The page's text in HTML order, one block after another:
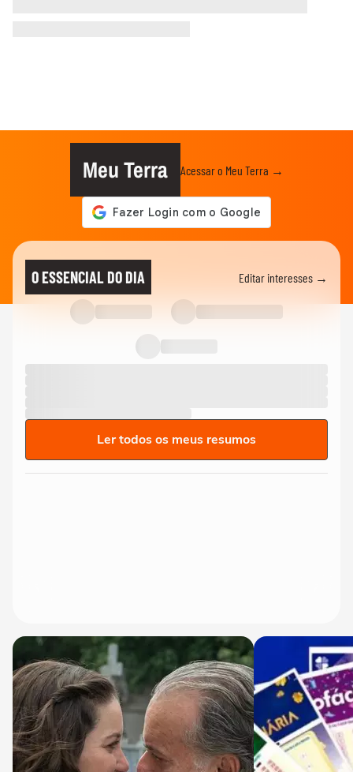
Meu Terra Acessar o Meu Terra →
O ESSENCIAL DO DIA Editar interesses →
Ler todos os meus resumos